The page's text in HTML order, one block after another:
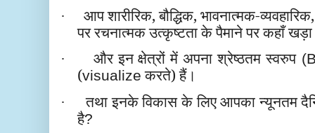
·
आप शारीरिक, बौद्धिक, भावनात्मक-
पर रचनात्मक उत्कृष्टता के पैमाने पर कहाँ खड़ा
· और इन क्षेत्रों में अपना श्रेष्ठतम स्वरुप
(visualize करते) हैं।
·
तथा इनके विकास के लिए आपका न्यूनतम
है?